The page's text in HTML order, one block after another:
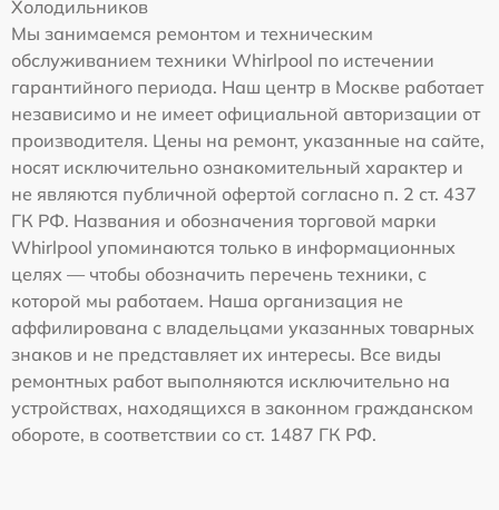
Холодильников
Мы занимаемся ремонтом и техническим
обслуживанием техники Whirlpool по истечении
гарантийного периода. Наш центр в Москве работает
независимо и не имеет официальной авторизации от
производителя. Цены на ремонт, указанные на сайте,
носят исключительно ознакомительный характер и
не являются публичной офертой согласно п. 2 ст. 437
ГК РФ. Названия и обозначения торговой марки
Whirlpool упоминаются только в информационных
целях — чтобы обозначить перечень техники, с
которой мы работаем. Наша организация не
аффилирована с владельцами указанных товарных
знаков и не представляет их интересы. Все виды
ремонтных работ выполняются исключительно на
устройствах, находящихся в законном гражданском
обороте, в соответствии со ст. 1487 ГК РФ.